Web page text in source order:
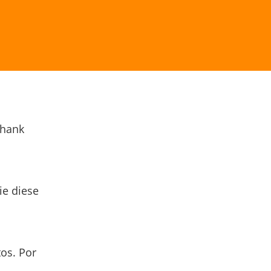
diese
Por